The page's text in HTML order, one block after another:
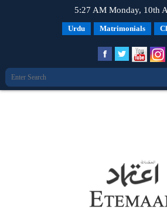
5:27 AM Monday, 10th
Urdu Matrimonials